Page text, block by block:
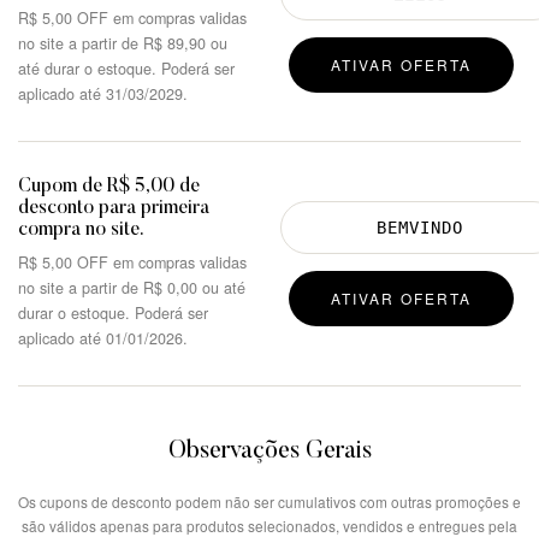
R$ 5,00 OFF em compras validas
no site a partir de R$ 89,90 ou
até durar o estoque. Poderá ser
aplicado até 31/03/2029.
ATIVAR OFERTA
Cupom de R$ 5,00 de
desconto para primeira
compra no site.
R$ 5,00 OFF em compras validas
no site a partir de R$ 0,00 ou até
durar o estoque. Poderá ser
aplicado até 01/01/2026.
ATIVAR OFERTA
Observações Gerais
Os cupons de desconto podem não ser cumulativos com outras promoções e
são válidos apenas para produtos selecionados, vendidos e entregues pela